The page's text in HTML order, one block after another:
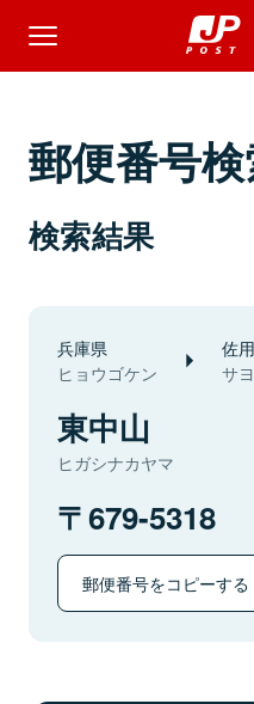
郵便番号
検索結果
兵庫県
ヒョウゴケン
佐
サ
東中山
ヒガシナカヤマ
679-5318
郵便番号をコピーする